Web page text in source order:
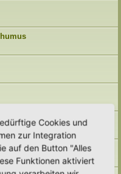
Cookies und
zur Integration
auf den Button "Alles
Funktionen aktiviert